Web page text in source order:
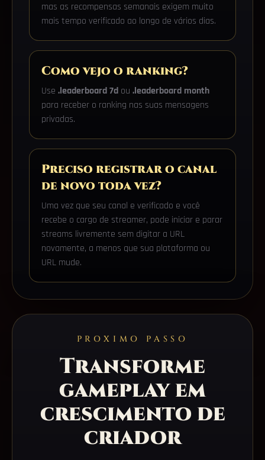
mas as recompensas semanais exigem muito
mais tempo verificado ao longo de vários dias.
Como vejo o ranking?
Use .leaderboard 7d ou .leaderboard month
para receber o ranking nas suas mensagens
privadas.
Preciso registrar o canal
de novo toda vez?
Uma vez que seu canal e verificado e você
recebe o cargo de streamer, pode iniciar e parar
streams livremente sem digitar a URL
novamente, a menos que sua plataforma ou
URL mude.
PROXIMO PASSO
Transforme
gameplay em
crescimento de
criador